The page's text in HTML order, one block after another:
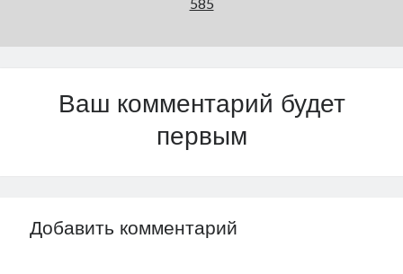
Ваш комментарий будет
первым
Добавить комментарий